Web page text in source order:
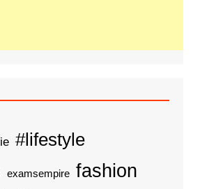
#lifestyle
examsempire fashion